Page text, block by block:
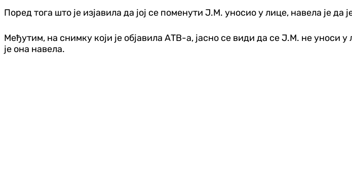
Поред тога што је изјавила да јој се поменути Ј.М. уносио у лице, навела је да
Међутим, на снимку који је објавила АТВ-а, јасно се види да се Ј.М. не уноси
је она навела.